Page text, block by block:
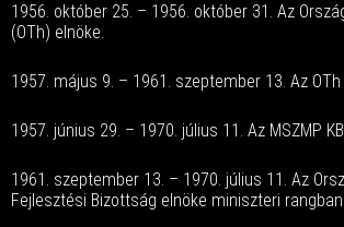
1956. október 25. – 1956. október 31. Az
(OTh) elnöke.
1957. május 9. – 1961. szeptember 13. Az OTh
1957. június 29. – 1970. július 11. Az MSZMP
1961. szeptember 13. – 1970. július 11. Az
Fejlesztési Bizottság elnöke miniszteri rangban.